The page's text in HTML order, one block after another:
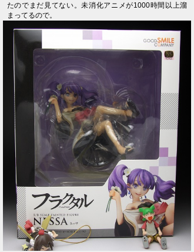
たのでまだ見てない。未消化アニメが1000時間以上溜
まってるので。